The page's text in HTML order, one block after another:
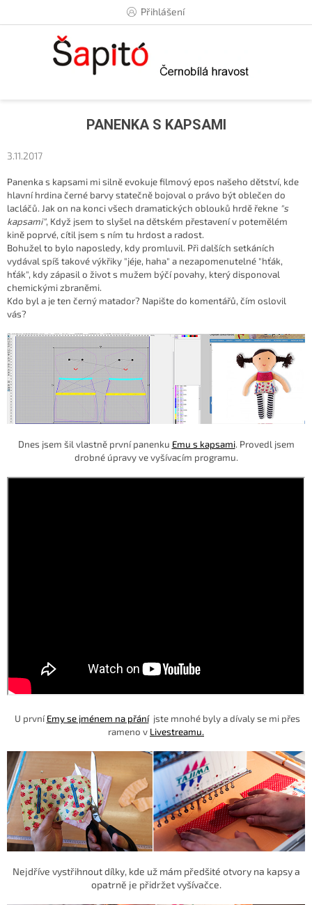
Přihlášení
PANENKA S KAPSAMI
3.11.2017
Panenka s kapsami mi silně evokuje filmový epos našeho dětství, kde
hlavní hrdina černé barvy statečně bojoval o právo být oblečen do
lacláčů. Jak on na konci všech dramatických oblouků hrdě řekne "s
kapsami", Když jsem to slyšel na dětském přestavení v potemělém
kině poprvé, cítil jsem s ním tu hrdost a radost.
Bohužel to bylo naposledy, kdy promluvil. Při dalších setkáních
vydával spíš takové výkřiky "jéje, haha" a nezapomenutelné "hťák,
hťák", kdy zápasil o život s mužem býčí povahy, který disponoval
chemickými zbraněmi.
Kdo byl a je ten černý matador? Napište do komentářů, čím oslovil
vás?
Dnes jsem šil vlastně první panenku Emu s kapsami. Provedl jsem
drobné úpravy ve vyšívacím programu.
U prvníEmy se jménem na přáníjste mnohé byly a dívaly se mi přes
rameno v Livestreamu.
Nejdříve vystřihnout dílky, kde už mám předšité otvory na kapsy a
opatrně je přidržet vyšívačce.